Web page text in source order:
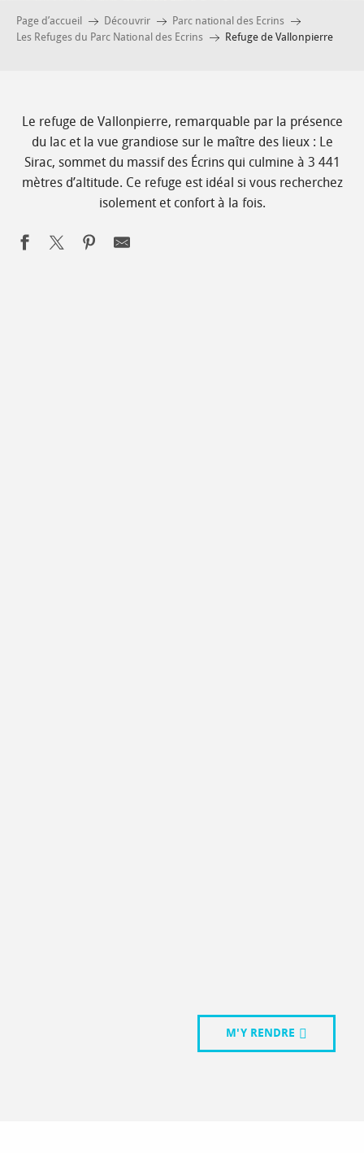
Page d’accueil Découvrir
Parc national des Ecrins
Les Refuges du Parc National des Ecrins
Refuge de Vallonpierre
Le refuge de Vallonpierre, remarquable par la présence
du lac et la vue grandiose sur le maître des lieux : Le
Sirac, sommet du massif des Écrins qui culmine à 3 441
mètres d’altitude. Ce refuge est idéal si vous recherchez
isolement et confort à la fois.
M'Y RENDRE